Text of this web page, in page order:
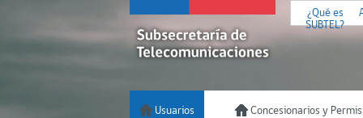
¿Qué es
SUBTEL?
Usuarios Concesionarios y